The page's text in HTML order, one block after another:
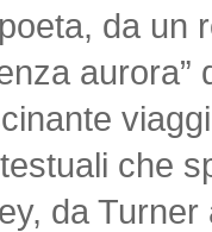
da un
che
da